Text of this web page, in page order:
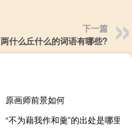
下一篇
两什么丘什么的词语有哪些?
原画师前景如何
“不为藉我作和羹”的出处是哪里